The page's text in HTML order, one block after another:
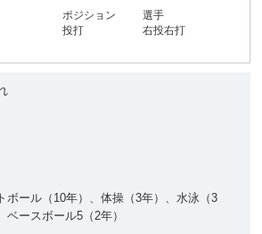
ポジション
選手
投打
右投右打
ボール（10年）、体操（3年）、水泳（3
ベースボール5（2年）